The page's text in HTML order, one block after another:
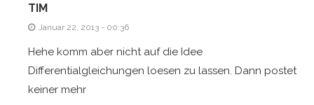
TIM
Januar 22, 2013 - 00:36
Hehe komm aber nicht auf die Idee
Differentialgleichungen loesen zu lassen. Dann postet
keiner mehr